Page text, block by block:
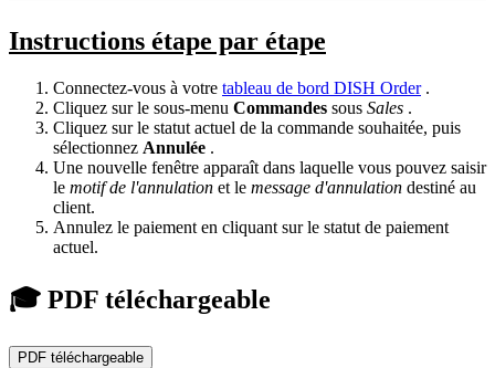
Instructions étape par étape
Connectez-vous à votre tableau de bord DISH Order.
Cliquez sur le sous-menu Commandes sous Sales .
Cliquez sur le statut actuel de la commande souhaitée, puis
sélectionnez Annulée .
Une nouvelle fenêtre apparaît dans laquelle vous pouvez saisir
le motif de l'annulation et le message d'annulation destiné au
client.
Annulez le paiement en cliquant sur le statut de paiement
actuel.
🎓 PDF téléchargeable
PDF téléchargeable